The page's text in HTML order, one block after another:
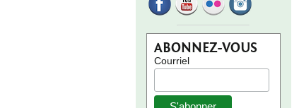
ABONNEZ-VOUS
Courriel